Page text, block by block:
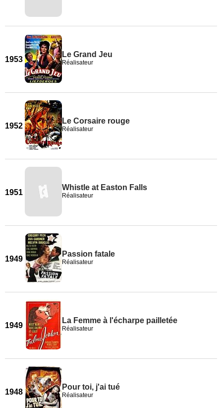
1953
Le Grand Jeu
Réalisateur
1952
Le Corsaire rouge
Réalisateur
1951
Whistle at Easton Falls
Réalisateur
1949
Passion fatale
Réalisateur
1949
La Femme à l'écharpe pailletée
Réalisateur
1948
Pour toi, j'ai tué
Réalisateur